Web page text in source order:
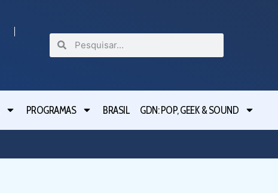
PROGRAMAS BRASIL GDN: POP, GEEK & SOUND